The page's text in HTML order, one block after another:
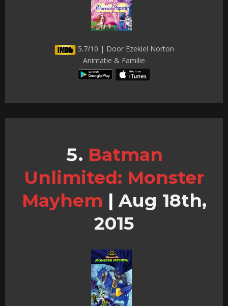
5.7/10 | Door Ezekiel Norton
Animatie & Familie
Batman
Unlimited: Monster
Mayhem | Aug 18th,
2015